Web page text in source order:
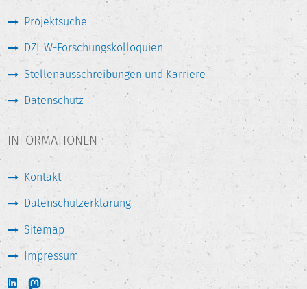
Projektsuche
DZHW-Forschungskolloquien
Stellenausschreibungen und Karriere
Datenschutz
INFORMATIONEN
Kontakt
Datenschutzerklärung
Sitemap
Impressum